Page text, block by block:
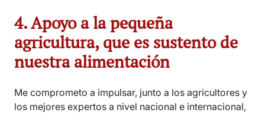
4. Apoyo a la pequeña
agricultura, que es sustento de
nuestra alimentación
Me comprometo a impulsar, junto a los agricultores y
los mejores expertos a nivel nacional e internacional,